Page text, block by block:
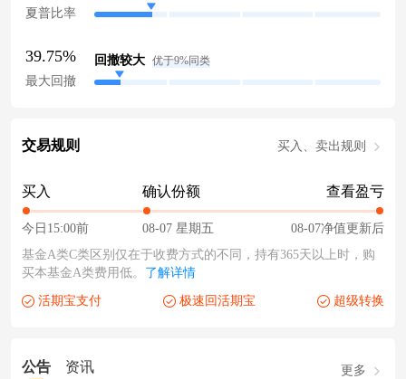
夏普比率
39.75%
最大回撤
回撤较大 优于9%同类
交易规则 买入、卖出规则
买入
今日15:00前
确认份额
08-07 星期五
查看盈亏
08-07净值更新后
基金A类C类区别仅在于收费方式的不同，持有365天以上时，购
买本基金A类费用低。 了解详情
活期宝支付 极速回活期宝 超级转换
公告 资讯 更多